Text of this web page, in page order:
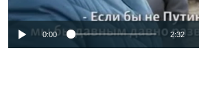
0:00 2:32